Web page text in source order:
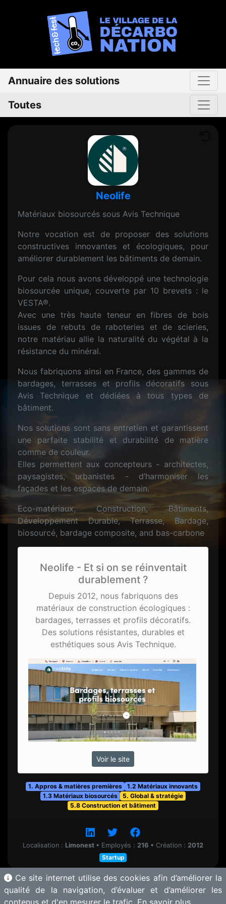
Annuaire des solutions
Toutes
Neolife
Matériaux biosourcés sous Avis Technique
Notre vocation est de proposer des solutions
constructives innovantes et écologiques, pour
améliorer durablement les bâtiments de demain.
Pour cela nous avons développé une technologie
biosourcée unique, couverte par 10 brevets : le
VESTA®.
Avec une très haute teneur en fibres de bois
issues de rebuts de raboteries et de scieries,
notre matériau allie la naturalité du végétal à la
résistance du minéral.
Nous fabriquons ainsi en France, des gammes de
bardages, terrasses et profils décoratifs sous
Avis Technique et dédiées à tous types de
bâtiment.
Nos solutions sont sans entretien et garantissent
une parfaite stabilité et durabilité de matière
comme de couleur.
Elles permettent aux concepteurs - architectes,
paysagistes, urbanistes - d’harmoniser les
façades et les espaces de demain.
Eco-matériaux, Construction, Bâtiments,
Développement Durable, Terrasse, Bardage,
biosourcé, bardage composite, and bas-carbone
Neolife - Et si on se réinventait
durablement ?
Depuis 2012, nous fabriquons des
matériaux de construction écologiques :
bardages, terrasses et profils décoratifs.
Des solutions résistantes, durables et
esthétiques sous Avis Technique.
Voir le site
1. Appros & matières premières
1.2 Matériaux innovants
1.3 Matériaux biosourcés
5. Global & stratégie
5.8 Construction et bâtiment
Localisation : Limonest • Employés : 216 • Création : 2012
Startup
Ce site internet utilise des cookies afin d’améliorer la
qualité de la navigation, d’évaluer et d’améliorer les
contenus et d'en mesurer le trafic. En savoir plus.